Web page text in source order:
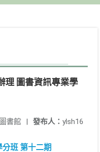
理 圖書資訊專業學
發布人： ylsh16
圖書館 |
班 第十二期